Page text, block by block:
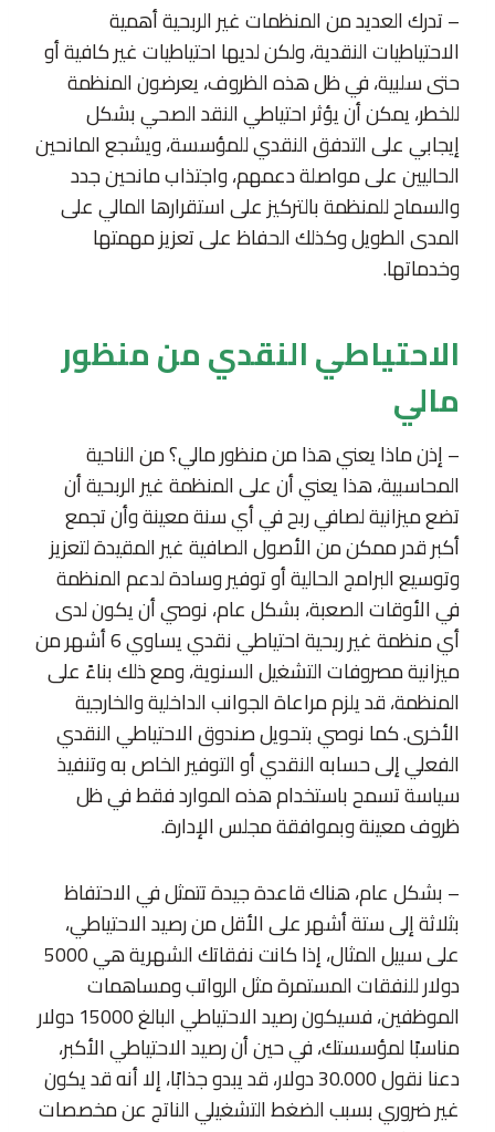
– تدرك العديد من المنظمات غير الربحية أهمية
الاحتياطيات النقدية، ولكن لديها احتياطيات غير كافية أو
حتى سلبية، في ظل هذه الظروف، يعرضون المنظمة
للخطر، يمكن أن يؤثر احتياطي النقد الصحي بشكل
إيجابي على التدفق النقدي للمؤسسة، ويشجع المانحين
الحاليين على مواصلة دعمهم، واجتذاب مانحين جدد
والسماح للمنظمة بالتركيز على استقرارها المالي على
المدى الطويل وكذلك الحفاظ على تعزيز مهمتها
وخدماتها.
الاحتياطي النقدي من منظور
مالي
– إذن ماذا يعني هذا من منظور مالي؟ من الناحية
المحاسبية، هذا يعني أن على المنظمة غير الربحية أن
تضع ميزانية لصافي ربح في أي سنة معينة وأن تجمع
أكبر قدر ممكن من الأصول الصافية غير المقيدة لتعزيز
وتوسيع البرامج الحالية أو توفير وسادة لدعم المنظمة
في الأوقات الصعبة، بشكل عام، نوصي أن يكون لدى
أي منظمة غير ربحية احتياطي نقدي يساوي 6 أشهر من
ميزانية مصروفات التشغيل السنوية، ومع ذلك بناءً على
المنظمة، قد يلزم مراعاة الجوانب الداخلية والخارجية
الأخرى. كما نوصي بتحويل صندوق الاحتياطي النقدي
الفعلي إلى حسابه النقدي أو التوفير الخاص به وتنفيذ
سياسة تسمح باستخدام هذه الموارد فقط في ظل
ظروف معينة وبموافقة مجلس الإدارة.
– بشكل عام، هناك قاعدة جيدة تتمثل في الاحتفاظ
بثلاثة إلى ستة أشهر على الأقل من رصيد الاحتياطي،
على سبيل المثال، إذا كانت نفقاتك الشهرية هي 5000
دولار للنفقات المستمرة مثل الرواتب ومساهمات
الموظفين، فسيكون رصيد الاحتياطي البالغ 15000 دولار
مناسبًا لمؤسستك، في حين أن رصيد الاحتياطي الأكبر،
دعنا نقول 30.000 دولار، قد يبدو جذابًا، إلا أنه قد يكون
غير ضروري بسبب الضغط التشغيلي الناتج عن مخصصات